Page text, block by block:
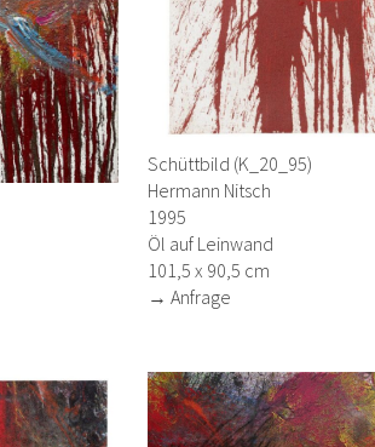
Schüttbild (K_20_95)
Hermann Nitsch
1995
Öl auf Leinwand
101,5 x 90,5 cm
→ Anfrage